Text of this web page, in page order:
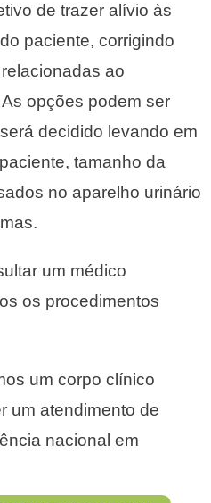
de trazer alívio às
paciente, corrigindo
ao
opções podem ser
decidido levando em
tamanho da
no aparelho urinário
um médico
os procedimentos
um corpo clínico
um atendimento de
nacional em